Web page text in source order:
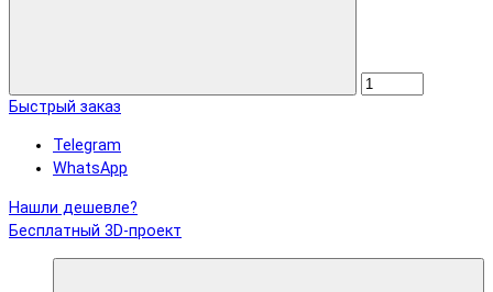
Быстрый заказ
Telegram
WhatsApp
Нашли дешевле?
Бесплатный 3D-проект